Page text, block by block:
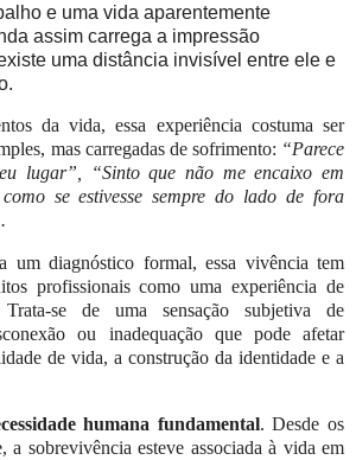
e uma vida aparentemente
assim carrega a impressão
uma distância invisível entre ele e
da vida, essa experiência costuma ser
mas carregadas de sofrimento: “Parece
lugar”, “Sinto que não me encaixo em
se estivesse sempre do lado de fora
um diagnóstico formal, essa vivência tem
profissionais como uma experiência de
se de uma sensação subjetiva de
ou inadequação que pode afetar
de vida, a construção da identidade e a
humana fundamental. Desde os
a sobrevivência esteve associada à vida em